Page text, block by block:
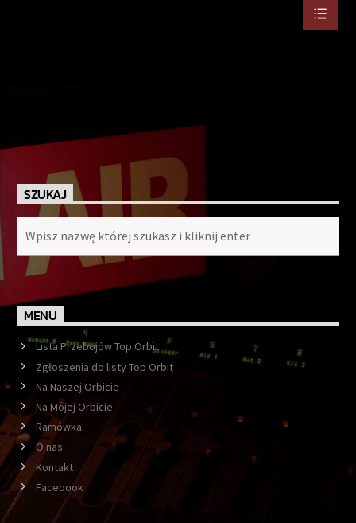
SZUKAJ
MENU
Lista Przebojów Top Orbit
Zgłoszenia do listy Top Orbit
Na Naszej Orbicie
Na Mojej Orbicie
Ramówka
O nas
Kontakt
Facebook